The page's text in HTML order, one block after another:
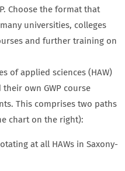
Choose the format that
universities, colleges
and further training on
of applied sciences (HAW)
own GWP course
This comprises two paths
chart on the right):
at all HAWs in Saxony-